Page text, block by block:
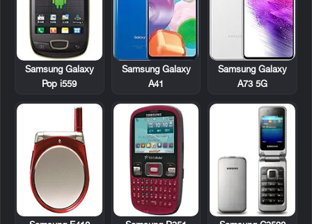
Samsung Galaxy
A73 5G
Samsung Galaxy
A41
Samsung Galaxy
Pop i559